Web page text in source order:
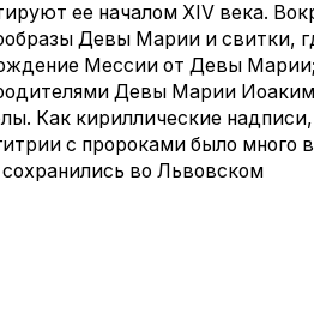
ее началом ХIV века.
Девы Марии и свитки,
Мессии от Девы
Девы Марии
Как кириллические
с пророками было много
во Львовском